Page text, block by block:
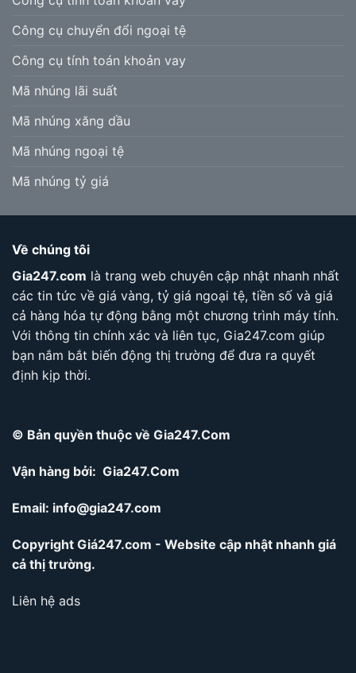
Công cụ chuyển đổi ngoại tệ
Công cụ tính toán khoản vay
Mã nhúng lãi suất
Mã nhúng xăng dầu
Mã nhúng ngoại tệ
Mã nhúng tỷ giá
Về chúng tôi
Gia247.com là trang web chuyên cập nhật nhanh nhất
các tin tức về giá vàng, tỷ giá ngoại tệ, tiền số và giá
cả hàng hóa tự động bằng một chương trình máy tính.
Với thông tin chính xác và liên tục, Gia247.com giúp
bạn nắm bắt biến động thị trường để đưa ra quyết
định kịp thời.
© Bản quyền thuộc về Gia247.Com
Vận hàng bởi: Gia247.Com
Email: info@gia247.com
Copyright Giá247.com - Website cập nhật nhanh giá
cả thị trường.
Liên hệ ads